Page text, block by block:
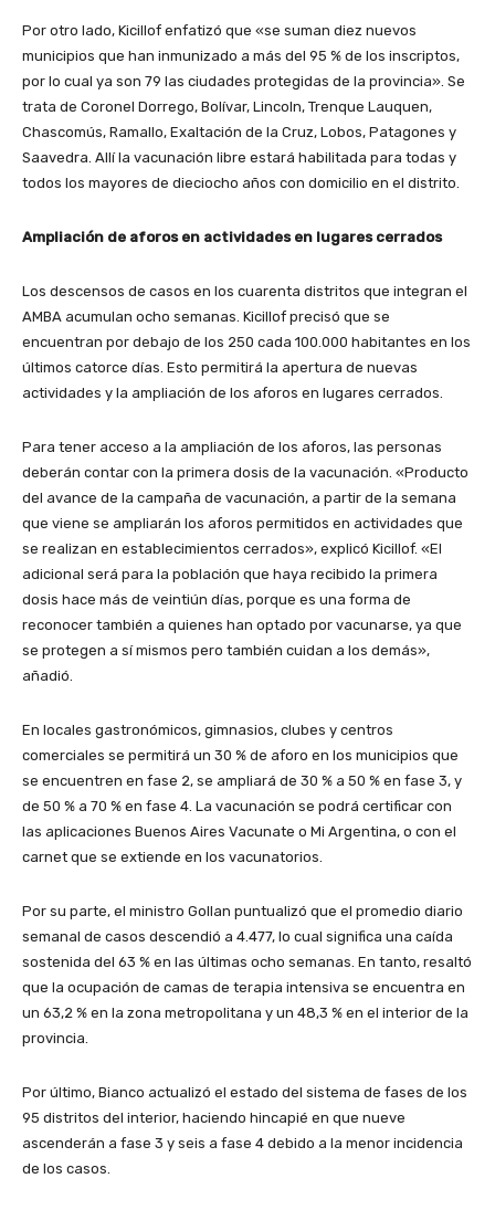
Por otro lado, Kicillof enfatizó que «se suman diez nuevos
municipios que han inmunizado a más del 95 % de los inscriptos,
por lo cual ya son 79 las ciudades protegidas de la provincia». Se
trata de Coronel Dorrego, Bolívar, Lincoln, Trenque Lauquen,
Chascomús, Ramallo, Exaltación de la Cruz, Lobos, Patagones y
Saavedra. Allí la vacunación libre estará habilitada para todas y
todos los mayores de dieciocho años con domicilio en el distrito.
Ampliación de aforos en actividades en lugares cerrados
Los descensos de casos en los cuarenta distritos que integran el
AMBA acumulan ocho semanas. Kicillof precisó que se
encuentran por debajo de los 250 cada 100.000 habitantes en los
últimos catorce días. Esto permitirá la apertura de nuevas
actividades y la ampliación de los aforos en lugares cerrados.
Para tener acceso a la ampliación de los aforos, las personas
deberán contar con la primera dosis de la vacunación. «Producto
del avance de la campaña de vacunación, a partir de la semana
que viene se ampliarán los aforos permitidos en actividades que
se realizan en establecimientos cerrados», explicó Kicillof. «El
adicional será para la población que haya recibido la primera
dosis hace más de veintiún días, porque es una forma de
reconocer también a quienes han optado por vacunarse, ya que
se protegen a sí mismos pero también cuidan a los demás»,
añadió.
En locales gastronómicos, gimnasios, clubes y centros
comerciales se permitirá un 30 % de aforo en los municipios que
se encuentren en fase 2, se ampliará de 30 % a 50 % en fase 3, y
de 50 % a 70 % en fase 4. La vacunación se podrá certificar con
las aplicaciones Buenos Aires Vacunate o Mi Argentina, o con el
carnet que se extiende en los vacunatorios.
Por su parte, el ministro Gollan puntualizó que el promedio diario
semanal de casos descendió a 4.477, lo cual significa una caída
sostenida del 63 % en las últimas ocho semanas. En tanto, resaltó
que la ocupación de camas de terapia intensiva se encuentra en
un 63,2 % en la zona metropolitana y un 48,3 % en el interior de la
provincia.
Por último, Bianco actualizó el estado del sistema de fases de los
95 distritos del interior, haciendo hincapié en que nueve
ascenderán a fase 3 y seis a fase 4 debido a la menor incidencia
de los casos.